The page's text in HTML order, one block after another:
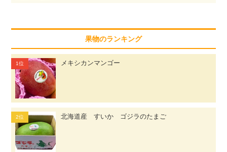
果物のランキング
メキシカンマンゴー
北海道産 すいか ゴジラのたまご